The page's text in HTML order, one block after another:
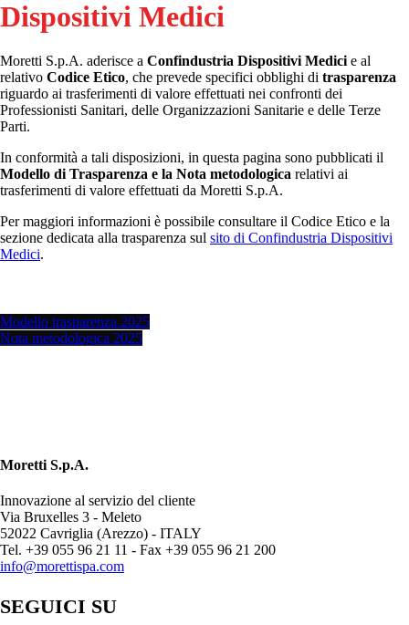
Dispositivi Medici
Moretti S.p.A. aderisce a Confindustria Dispositivi Medici e al
relativo Codice Etico, che prevede specifici obblighi di trasparenza
riguardo ai trasferimenti di valore effettuati nei confronti dei
Professionisti Sanitari, delle Organizzazioni Sanitarie e delle Terze
Parti.
In conformità a tali disposizioni, in questa pagina sono pubblicati il
Modello di Trasparenza e la Nota metodologica relativi ai
trasferimenti di valore effettuati da Moretti S.p.A.
Per maggiori informazioni è possibile consultare il Codice Etico e la
sezione dedicata alla trasparenza sul sito di Confindustria Dispositivi
Medici.
Modello trasparenza 2025
Nota metodologica 2025
Moretti S.p.A.
Innovazione al servizio del cliente
Via Bruxelles 3 - Meleto
52022 Cavriglia (Arezzo) - ITALY
Tel. +39 055 96 21 11 - Fax +39 055 96 21 200
info@morettispa.com
SEGUICI SU